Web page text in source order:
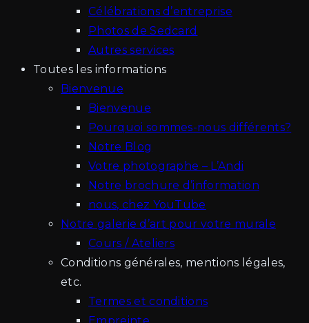
Célébrations d’entreprise
Photos de Sedcard
Autres services
Toutes les informations
Bienvenue
Bienvenue
Pourquoi sommes-nous différents?
Notre Blog
Votre photographe – L’Andi
Notre brochure d’information
nous, chez YouTube
Notre galerie d’art pour votre murale
Cours / Ateliers
Conditions générales, mentions légales,
etc.
Termes et conditions